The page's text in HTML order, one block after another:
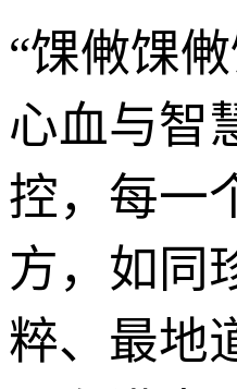
“馃敒馃
心血与智
控，每一
方，如同
粹、最地